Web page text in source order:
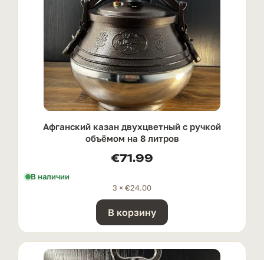
Афганский казан двухцветный с ручкой
oбъёмом на 8 литров
€71.99
В наличии
3 × €24.00
В корзину